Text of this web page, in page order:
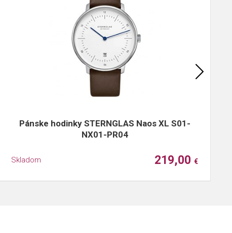
Pánske hodinky STERNGLAS Naos XL S01-
NX01-PR04
Skladom 219,00 €